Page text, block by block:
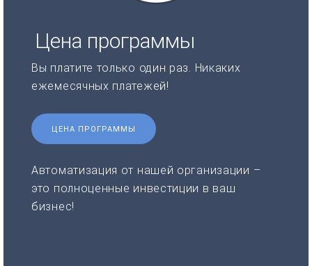
Цена программы
Вы платите только один раз. Никаких
ежемесячных платежей!
ЦЕНА ПРОГРАММЫ
Автоматизация от нашей организации –
это полноценные инвестиции в ваш
бизнес!